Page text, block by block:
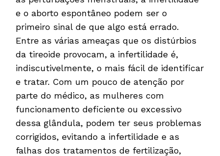
e o aborto espontâneo podem ser o
primeiro sinal de que algo está errado.
Entre as várias ameaças que os distúrbios
da tireoide provocam, a infertilidade é,
indiscutivelmente, o mais fácil de identificar
e tratar. Com um pouco de atenção por
parte do médico, as mulheres com
funcionamento deficiente ou excessivo
dessa glândula, podem ter seus problemas
corrigidos, evitando a infertilidade e as
falhas dos tratamentos de fertilização,